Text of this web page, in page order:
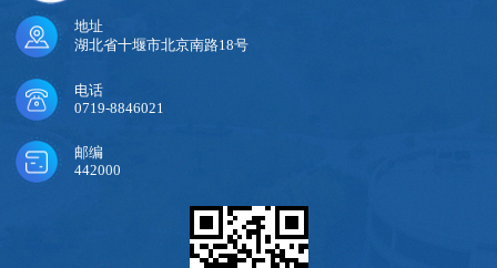
地址
湖北省十堰市北京南路18号
电话
0719-8846021
邮编
442000